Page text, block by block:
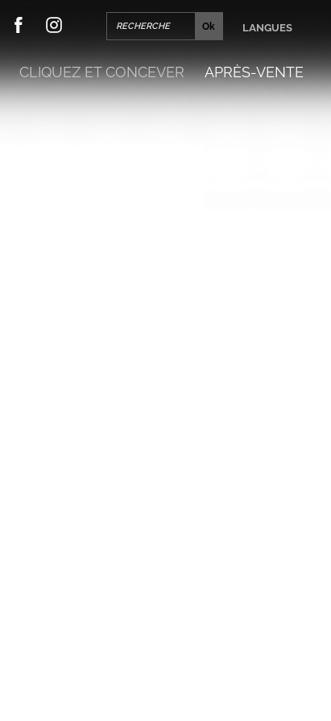
CLIQUEZ ET CONCEVER APRÈS-VENTE
LANGUES